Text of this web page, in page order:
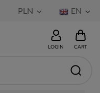
PLN  EN 
LOGIN CART